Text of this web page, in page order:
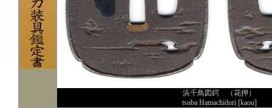
浜千鳥図鍔 （花押）
tsuba Hamachidori [kaou]